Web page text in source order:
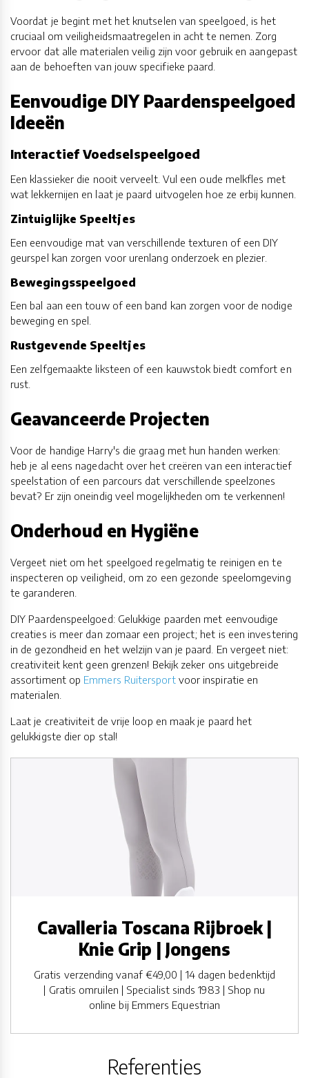
Voordat je begint met het knutselen van speelgoed, is het
cruciaal om veiligheidsmaatregelen in acht te nemen. Zorg
ervoor dat alle materialen veilig zijn voor gebruik en aangepast
aan de behoeften van jouw specifieke paard.
Eenvoudige DIY Paardenspeelgoed
Ideeën
Interactief Voedselspeelgoed
Een klassieker die nooit verveelt. Vul een oude melkfles met
wat lekkernijen en laat je paard uitvogelen hoe ze erbij kunnen.
Zintuiglijke Speeltjes
Een eenvoudige mat van verschillende texturen of een DIY
geurspel kan zorgen voor urenlang onderzoek en plezier.
Bewegingsspeelgoed
Een bal aan een touw of een band kan zorgen voor de nodige
beweging en spel.
Rustgevende Speeltjes
Een zelfgemaakte liksteen of een kauwstok biedt comfort en
rust.
Geavanceerde Projecten
Voor de handige Harry's die graag met hun handen werken:
heb je al eens nagedacht over het creëren van een interactief
speelstation of een parcours dat verschillende speelzones
bevat? Er zijn oneindig veel mogelijkheden om te verkennen!
Onderhoud en Hygiëne
Vergeet niet om het speelgoed regelmatig te reinigen en te
inspecteren op veiligheid, om zo een gezonde speelomgeving
te garanderen.
DIY Paardenspeelgoed: Gelukkige paarden met eenvoudige
creaties is meer dan zomaar een project; het is een investering
in de gezondheid en het welzijn van je paard. En vergeet niet:
creativiteit kent geen grenzen! Bekijk zeker ons uitgebreide
assortiment op Emmers Ruitersportvoor inspiratie en
materialen.
Laat je creativiteit de vrije loop en maak je paard het
gelukkigste dier op stal!
Cavalleria Toscana Rijbroek |
Knie Grip | Jongens
Gratis verzending vanaf €49,00 | 14 dagen bedenktijd
| Gratis omruilen | Specialist sinds 1983 | Shop nu
online bij Emmers Equestrian
Referenties